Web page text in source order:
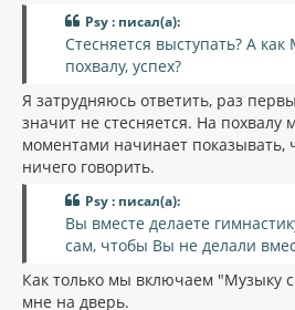
Psy : писал(а):
Стесняется выступать? А
похвалу, успех?
Я затрудняюсь ответить, раз
значит не стесняется. На похвалу
моментами начинает показывать,
ничего говорить.
Psy : писал(а):
Вы вместе делаете
сам, чтобы Вы не делали
Как только мы включаем "Музыку
мне на дверь.